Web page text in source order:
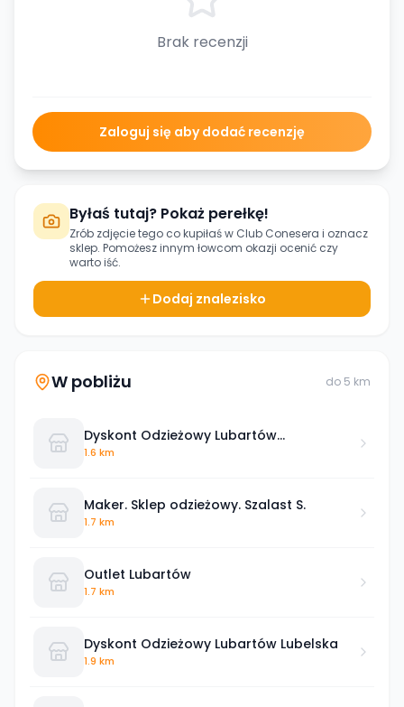
Brak recenzji
Zaloguj się aby dodać recenzję
Byłaś tutaj? Pokaż perełkę!
Zrób zdjęcie tego co kupiłaś w Club Conesera i oznacz
sklep. Pomożesz innym łowcom okazji ocenić czy
warto iść.
Dodaj znalezisko
W pobliżu do 5 km
Dyskont Odzieżowy Lubartów
Mickiewicza
1.6 km
Maker. Sklep odzieżowy. Szalast S.
1.7 km
Outlet Lubartów
1.7 km
Dyskont Odzieżowy Lubartów Lubelska
1.9 km